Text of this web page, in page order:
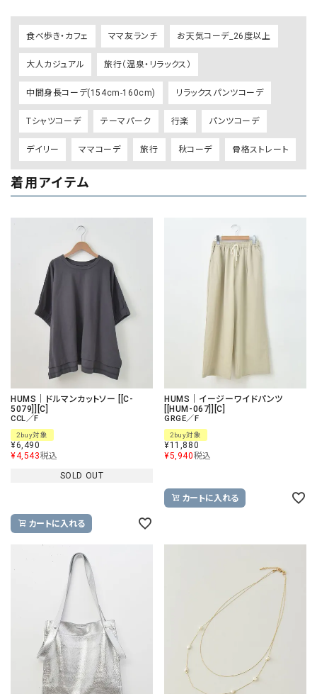
食べ歩き・カフェ ママ友ランチ お天気コーデ_26度以上
大人カジュアル 旅行（温泉・リラックス）
中間身長コーデ(154cm-160cm) リラックスパンツコーデ
Tシャツコーデ テーマパーク 行楽 パンツコーデ
デイリー ママコーデ 旅行 秋コーデ 骨格ストレート
着用アイテム
HUMS｜ドルマンカットソー [[C-
5079]][C]
CCL／F
2buy対象
¥6,490
¥4,543税込
SOLD OUT
カートに入れる
HUMS｜イージーワイドパンツ
[[HUM-067]][C]
GRGE／F
2buy対象
¥11,880
¥5,940税込
カートに入れる